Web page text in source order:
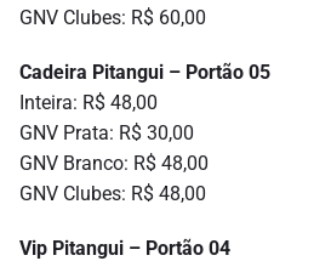
GNV Clubes: R$ 60,00
Cadeira Pitangui – Portão 05
Inteira: R$ 48,00
GNV Prata: R$ 30,00
GNV Branco: R$ 48,00
GNV Clubes: R$ 48,00
Vip Pitangui – Portão 04